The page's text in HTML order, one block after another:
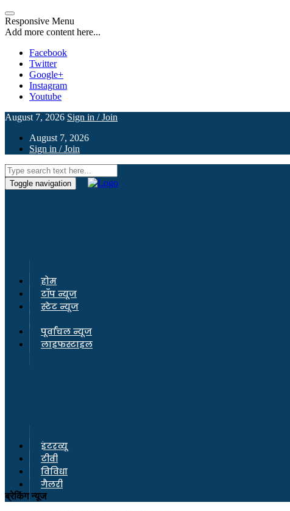
Responsive Menu
Add more content here...
Facebook
Twitter
Google+
Instagram
Youtube
August 7, 2026 Sign in / Join
August 7, 2026
Sign in / Join
Toggle navigation
होम
टॉप न्यूज
स्टेट न्यूज
पूर्वांचल न्यूज
लाइफस्टाइल
इंटरव्यू
टीवी
विविधा
गैलरी
ब्रेकिंग न्यूज